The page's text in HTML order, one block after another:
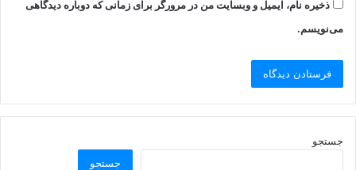
ذخیره نام، ایمیل و وبسایت من در مرورگر برای زمانی که دوباره دیدگاهی
می‌نویسم.
جستجو
جستجو